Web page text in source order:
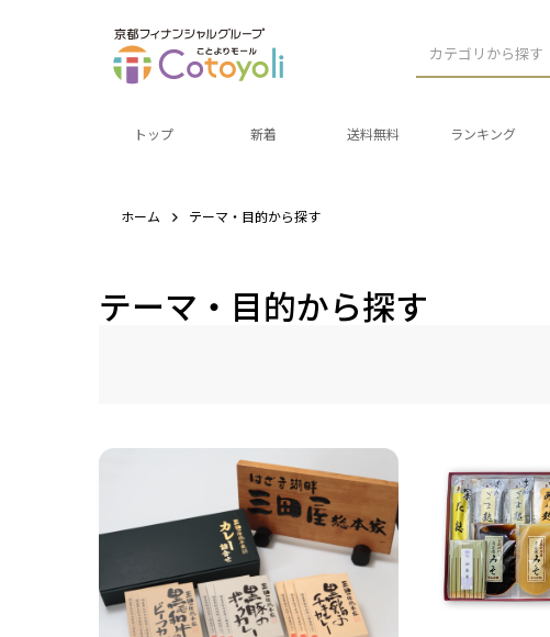
カテゴリから探す
トップ 新着 送料無料 ランキング
ホーム テーマ・目的から探す
テーマ・目的から探す